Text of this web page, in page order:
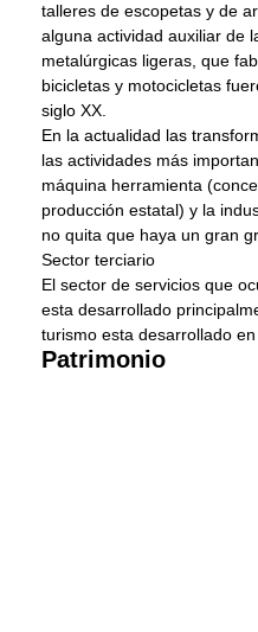
talleres de escopetas y de
alguna actividad auxiliar de
metalúrgicas ligeras, que
bicicletas y motocicletas
siglo XX.
En la actualidad las
las actividades más
máquina herramienta
producción estatal) y la
no quita que haya un gran
Sector terciario
El sector de servicios que
esta desarrollado
turismo esta desarrollado
Patrimonio